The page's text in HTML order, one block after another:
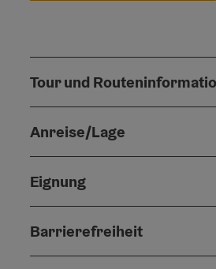
Tour und
Anreise/Lage
Eignung
Barrierefreiheit